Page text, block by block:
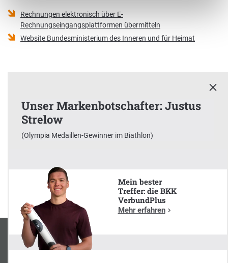
Rechnungen elektronisch über E-
Rechnungseingangsplattformen übermitteln
Website Bundesministerium des Inneren und für Heimat
Unser Markenbotschafter: Justus
Strelow
(Olympia Medaillen-Gewinner im Biathlon)
Mein bester
Treffer: die BKK
VerbundPlus
Mehr erfahren
Unser Markenbotschafter:
(Olympia Medaillen-Gewinner im Biathlon)